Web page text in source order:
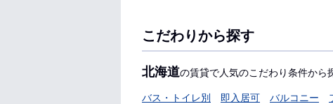
こだわりから探す
北海道の賃貸で人気のこだわり条件から
バス・トイレ別 即入居可 バルコニー